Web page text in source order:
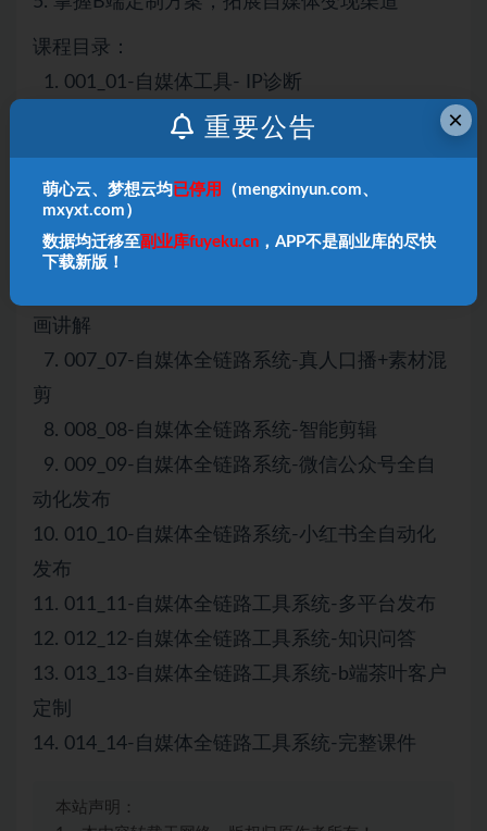
课程目录：
1. 001_01-自媒体工具- IP诊断
2. 002_02-自媒体全链路工具-自媒体热点
叔一样写skill
4. 004_04-自媒体全链路系统-爆款复刻
5. 005_05-自媒体全链路系统-数字人动画视频
画讲解
7. 007_07-自媒体全链路系统-真人口播+素材混
剪
8. 008_08-自媒体全链路系统-智能剪辑
9. 009_09-自媒体全链路系统-微信公众号全自
动化发布
10. 010_10-自媒体全链路系统-小红书全自动化
发布
11. 011_11-自媒体全链路工具系统-多平台发布
12. 012_12-自媒体全链路工具系统-知识问答
13. 013_13-自媒体全链路工具系统-b端茶叶客户
定制
14. 014_14-自媒体全链路工具系统-完整课件
本站声明：
×
重要公告
萌心云、梦想云均 已停用
（mengxinyun.com、
mxyxt.com）
数据均迁移至副业库fuyeku.cn ，APP不是副业库的尽快
下载新版！